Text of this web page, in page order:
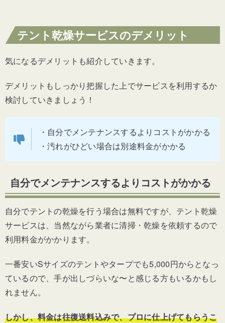
テント乾燥サービスのデメリット
気になるデメリットも紹介していきます。
デメリットもしっかり把握した上でサービスを利用するか
検討していきましょう！
・自分でメンテナンスするよりコストがかかる
・汚れがひどい場合は別途料金がかかる
自分でメンテナンスするよりコストがかかる
自分でテントの乾燥を行う場合は無料ですが、テント乾燥
サービスは、当然ながら業者に清掃・乾燥を依頼するので
利用料金がかかります。
一番安いSサイズのテントやタープでも5,000円からとなっ
ているので、手が出しづらいな〜と感じる方もいるかもし
れません。
しかし、料金は往復送料込みで、プロに仕上げてもらうこ